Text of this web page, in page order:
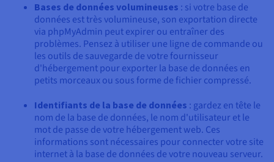
Bases de données volumineuses : si votre base de
données est très volumineuse, son exportation directe
via phpMyAdmin peut expirer ou entraîner des
problèmes. Pensez à utiliser une ligne de commande ou
les outils de sauvegarde de votre fournisseur
d'hébergement pour exporter la base de données en
petits morceaux ou sous forme de fichier compressé.
Identifiants de la base de données : gardez en tête le
nom de la base de données, le nom d'utilisateur et le
mot de passe de votre hébergement web. Ces
informations sont nécessaires pour connecter votre site
internet à la base de données de votre nouveau serveur.